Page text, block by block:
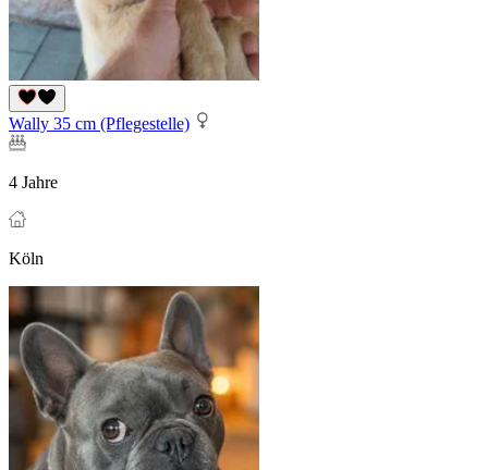
Wally 35 cm (Pflegestelle)
4 Jahre
Köln